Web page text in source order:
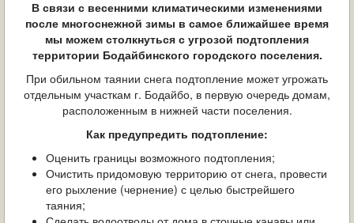
ГРАДОСТРОИТЕЛЬНАЯ ДЕЯТЕЛЬНОСТЬ
ИНФОРМИРОВАНИЕ НАСЕЛЕНИЯ
ДЕЯТЕЛЬНОСТЬ ПРОКУРАТУРЫ
ПОИСК ПО САЙТУ
В связи с весенними климатическими изменениями
после многоснежной зимы в самое ближайшее время
мы можем столкнуться с угрозой подтопления
территории Бодайбинского городского поселения.
При обильном таянии снега подтопление может угрожать
отдельным участкам г. Бодайбо, в первую очередь домам,
расположенным в нижней части поселения.
Как предупредить подтопление:
Оценить границы возможного подтопления;
Очистить придомовую территорию от снега, провести
его рыхление (чернение) с целью быстрейшего
таяния;